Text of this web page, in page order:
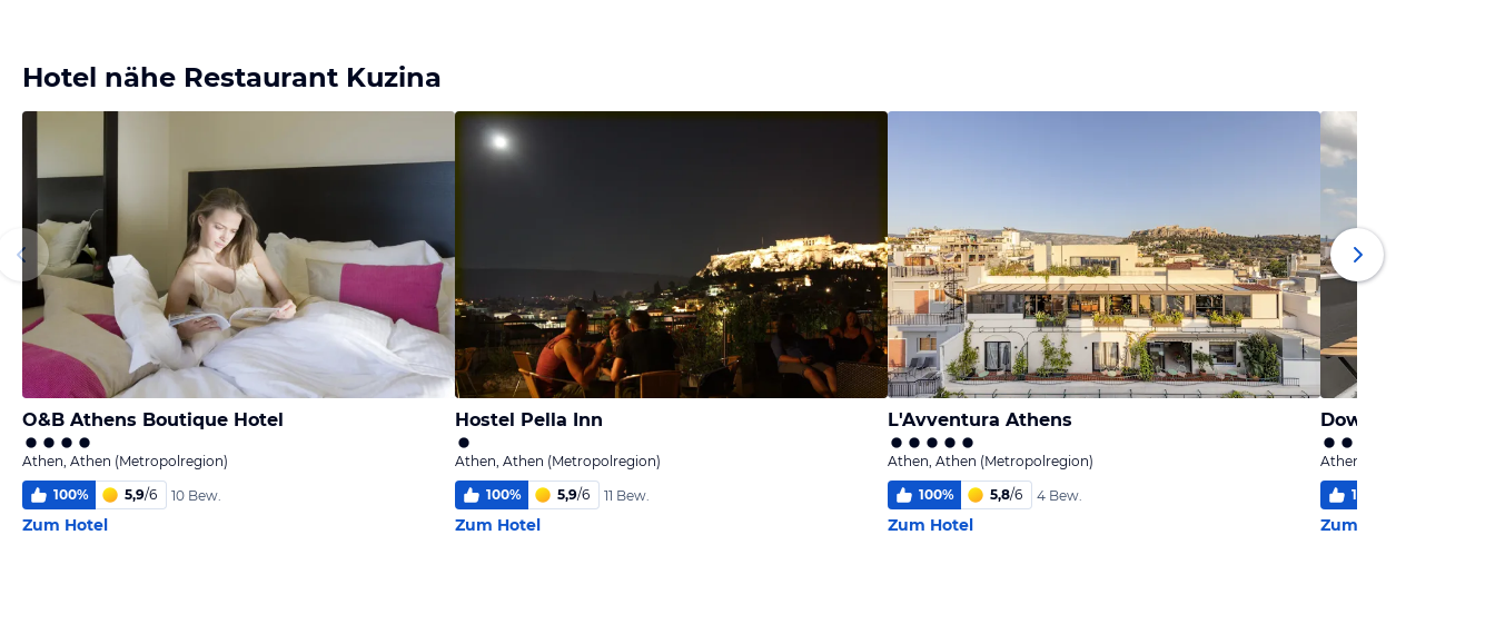
Hotel nähe Restaurant Kuzina
O&B Athens Boutique Hotel
Athen, Athen (Metropolregion)
100% 5,9/6 10 Bew.
Zum Hotel
Hostel Pella Inn
Athen, Athen (Metropolregion)
100% 5,9/6 11 Bew.
Zum Hotel
L'Avventura Athens
Athen, Athen (Metropolregion)
100% 5,8/6 4 Bew.
Zum Hotel
Athen, Athen
100
Zum Hotel